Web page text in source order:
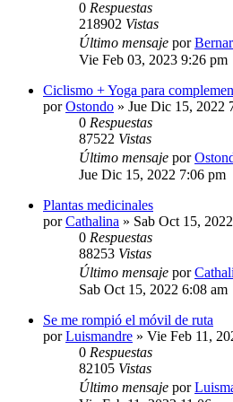
0 Respuestas
218902 Vistas
Último mensaje por
Vie Feb 03, 2023 9:26 pm
Ciclismo + Yoga para
porOstondo » Jue Dic 15, 2022
0 Respuestas
87522 Vistas
Último mensaje por
Jue Dic 15, 2022 7:06 pm
Plantas medicinales
porCathalina » Sab Oct 15,
0 Respuestas
88253 Vistas
Último mensaje por
Sab Oct 15, 2022 6:08 am
Se me rompió el móvil de ruta
porLuismandre » Vie Feb 11,
0 Respuestas
82105 Vistas
Último mensaje por